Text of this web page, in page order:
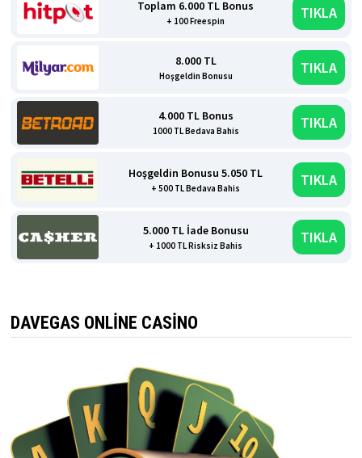
Toplam 6.000 TL Bonus
+ 100 Freespin TIKLA
8.000 TL
Hoşgeldin Bonusu TIKLA
4.000 TL Bonus
1000 TL Bedava Bahis TIKLA
Hoşgeldin Bonusu 5.050 TL
+ 500 TL Bedava Bahis TIKLA
5.000 TL İade Bonusu
+ 1000 TL Risksiz Bahis TIKLA
DAVEGAS ONLINE CASINO